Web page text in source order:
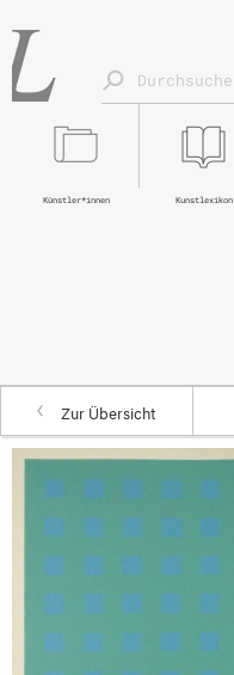
Kunstlexikon
Künstler*innen
Zur Übersicht